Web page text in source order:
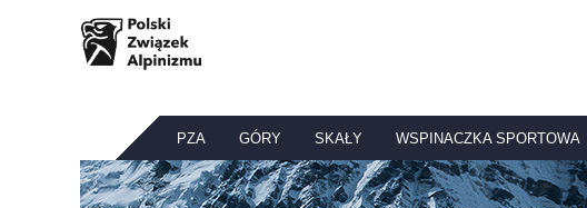
PZA GÓRY SKAŁY WSPINACZKA SPORTOWA